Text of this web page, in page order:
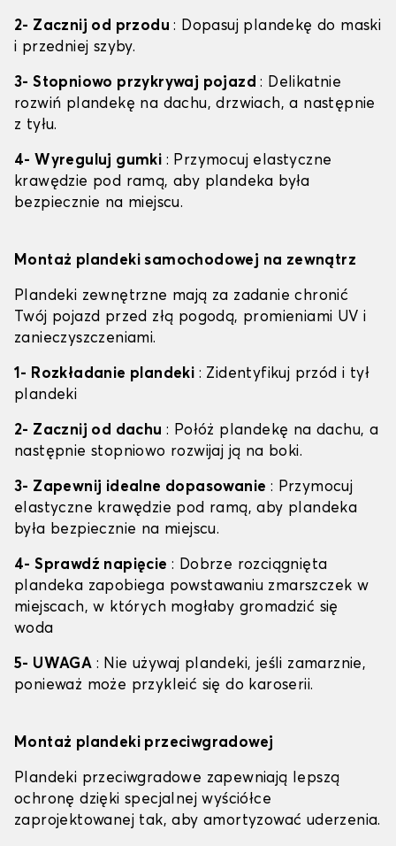
2- Zacznij od przodu: Dopasuj plandekę do maski
i przedniej szyby.
3- Stopniowo przykrywaj pojazd: Delikatnie
rozwiń plandekę na dachu, drzwiach, a następnie
z tyłu.
4- Wyreguluj gumki : Przymocuj elastyczne
krawędzie pod ramą, aby plandeka była
bezpiecznie na miejscu.
Montaż plandeki samochodowej na zewnątrz
Plandeki zewnętrzne mają za zadanie chronić
Twój pojazd przed złą pogodą, promieniami UV i
zanieczyszczeniami.
1- Rozkładanie plandeki : Zidentyfikuj przód i tył
plandeki
2- Zacznij od dachu : Połóż plandekę na dachu, a
następnie stopniowo rozwijaj ją na boki.
3- Zapewnij idealne dopasowanie : Przymocuj
elastyczne krawędzie pod ramą, aby plandeka
była bezpiecznie na miejscu.
4- Sprawdź napięcie : Dobrze rozciągnięta
plandeka zapobiega powstawaniu zmarszczek w
miejscach, w których mogłaby gromadzić się
woda
5- UWAGA : Nie używaj plandeki, jeśli zamarznie,
ponieważ może przykleić się do karoserii.
Montaż plandeki przeciwgradowej
Plandeki przeciwgradowe zapewniają lepszą
ochronę dzięki specjalnej wyściółce
zaprojektowanej tak, aby amortyzować uderzenia.